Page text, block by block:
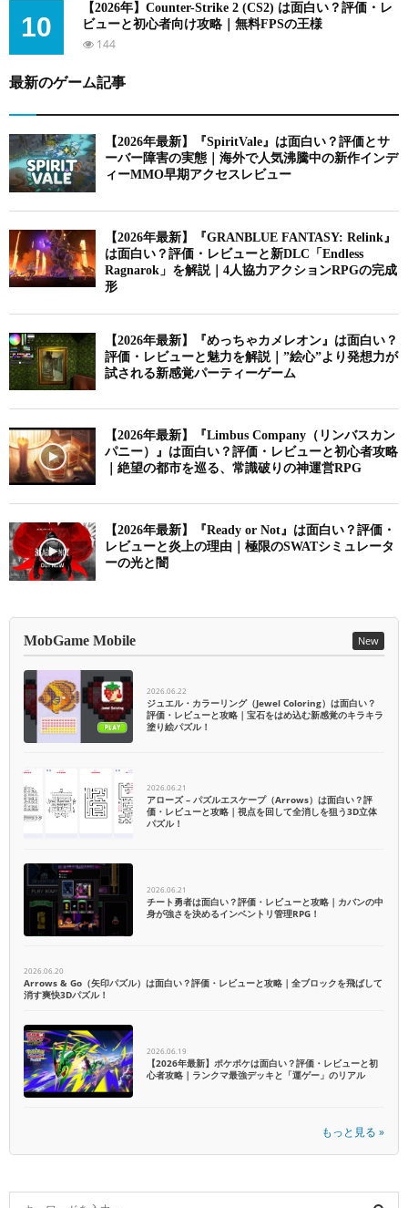
10
【2026年】Counter-Strike 2 (CS2) は面白い？評価・レ
ビューと初心者向け攻略｜無料FPSの王様
144
最新のゲーム記事
【2026年最新】『SpiritVale』は面白い？評価とサ
ーバー障害の実態｜海外で人気沸騰中の新作インデ
ィーMMO早期アクセスレビュー
【2026年最新】『GRANBLUE FANTASY: Relink』
は面白い？評価・レビューと新DLC「Endless
Ragnarok」を解説｜4人協力アクションRPGの完成
形
【2026年最新】『めっちゃカメレオン』は面白い？
評価・レビューと魅力を解説｜”絵心”より発想力が
試される新感覚パーティーゲーム
【2026年最新】『Limbus Company（リンバスカン
パニー）』は面白い？評価・レビューと初心者攻略
｜絶望の都市を巡る、常識破りの神運営RPG
【2026年最新】『Ready or Not』は面白い？評価・
レビューと炎上の理由｜極限のSWATシミュレータ
ーの光と闇
MobGame Mobile New
2026.06.22
ジュエル・カラーリング（Jewel Coloring）は面白い？
評価・レビューと攻略｜宝石をはめ込む新感覚のキラキラ
塗り絵パズル！
2026.06.21
アローズ – パズルエスケープ（Arrows）は面白い？評
価・レビューと攻略｜視点を回して全消しを狙う3D立体
パズル！
2026.06.21
チート勇者は面白い？評価・レビューと攻略｜カバンの中
身が強さを決めるインベントリ管理RPG！
2026.06.20
Arrows & Go（矢印パズル）は面白い？評価・レビューと攻略｜全ブロックを飛ばして
消す爽快3Dパズル！
2026.06.19
【2026年最新】ポケポケは面白い？評価・レビューと初
心者攻略｜ランクマ最強デッキと「運ゲー」のリアル
もっと見る »